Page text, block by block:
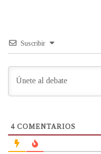
Suscribir
4COMENTARIOS